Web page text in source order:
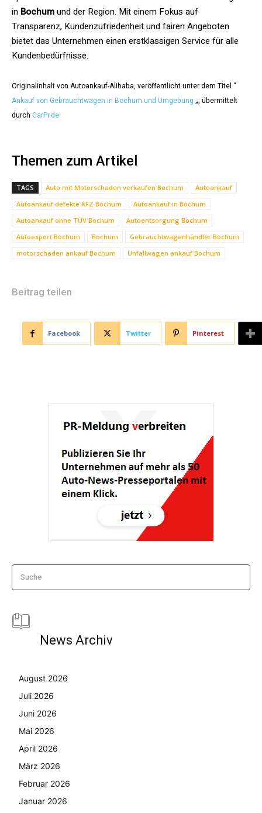
in Bochumund der Region. Mit einem Fokus auf
Transparenz, Kundenzufriedenheit und fairen Angeboten
bietet das Unternehmen einen erstklassigen Service für alle
Kundenbedürfnisse.
Originalinhalt von Autoankauf-Alibaba, veröffentlicht unter dem Titel “
Ankauf von Gebrauchtwagen in Bochum und Umgebung „, übermittelt
durch CarPr.de
Themen zum Artikel
TAGS Auto mit Motorschaden verkaufen Bochum
Autoankauf
Autoankauf defekte KFZ Bochum
Autoankauf in Bochum
Autoankauf ohne TÜV Bochum
Autoentsorgung Bochum
Autoexport Bochum
Bochum
Gebrauchtwagenhändler Bochum
motorschaden ankauf Bochum
Unfallwagen ankauf Bochum
Beitrag teilen
Facebook Twitter Pinterest
Suche
News Archiv
August 2026
Juli 2026
Juni 2026
Mai 2026
April 2026
März 2026
Februar 2026
Januar 2026